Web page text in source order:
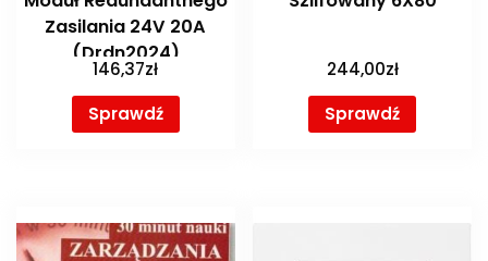
Zasilania 24V 20A
(Drdn2024)
146,37zł
Sprawdź
244,00zł
Sprawdź